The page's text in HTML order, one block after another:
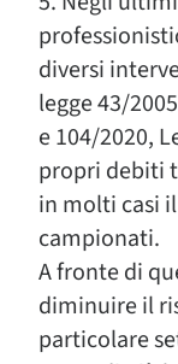
diversi
legge 43/
e 104/2020,
propri debiti
in molti casi
campionati.
A fronte di
diminuire il
particolare